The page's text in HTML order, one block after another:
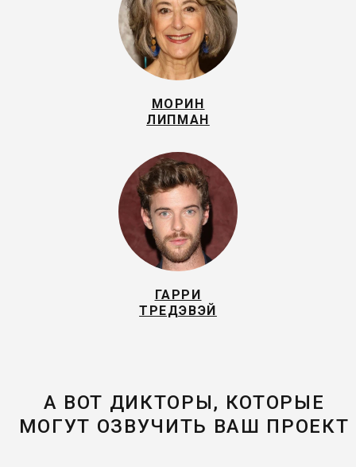
МОРИН
ЛИПМАН
ГАРРИ
ТРЕДЭВЭЙ
А ВОТ ДИКТОРЫ, КОТОРЫЕ
МОГУТ ОЗВУЧИТЬ ВАШ ПРОЕКТ